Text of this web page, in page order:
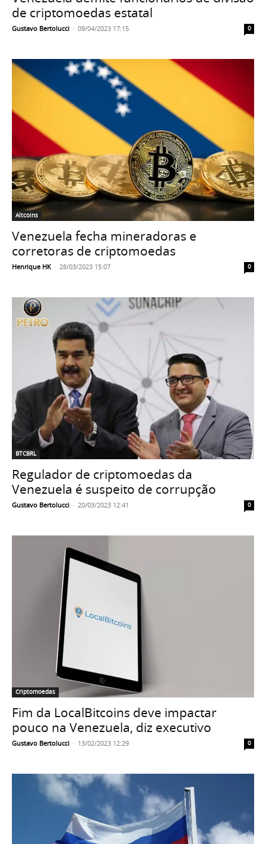
de criptomoedas estatal
Gustavo Bertolucci - 09/04/2023 17:15 0
Altcoins
Venezuela fecha mineradoras e
corretoras de criptomoedas
Henrique HK - 28/03/2023 15:07 0
BTCBRL
Regulador de criptomoedas da
Venezuela é suspeito de corrupção
Gustavo Bertolucci - 20/03/2023 12:41 0
Criptomoedas
Fim da LocalBitcoins deve impactar
pouco na Venezuela, diz executivo
Gustavo Bertolucci - 13/02/2023 12:29 0